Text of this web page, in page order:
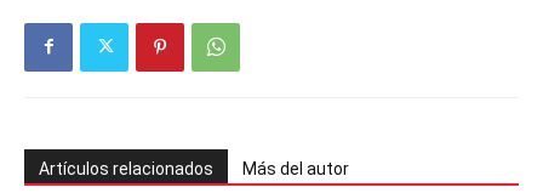
Artículos relacionados Más del autor